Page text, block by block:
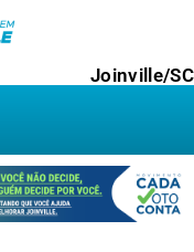
Joinville/SC